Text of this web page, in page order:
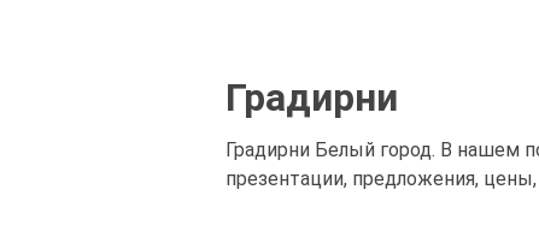
Градирни
Градирни Белый город. В нашем
презентации, предложения,